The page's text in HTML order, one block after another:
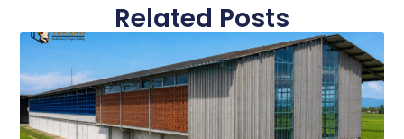
Related Posts